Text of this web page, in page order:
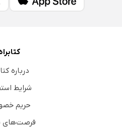
درباره
شرایط
حریم
فرصت‌های